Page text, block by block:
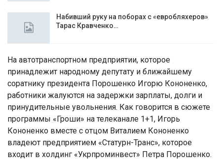
Набивший руку на поборах с «евробляхеров»
Тарас Кравченко…
На автотранспортном предприятии, которое
принадлежит народному депутату и ближайшему
соратнику президента Порошенко Игорю Кононенко,
работники жалуются на задержки зарплаты, долги и
принудительные увольнения. Как говорится в сюжете
программы «Гроши» на телеканале 1+1, Игорь
Кононенко вместе с отцом Виталием Кононенко
владеют предприятием «Статурн-Транс», которое
входит в холдинг «Укрпроминвест» Петра Порошенко.